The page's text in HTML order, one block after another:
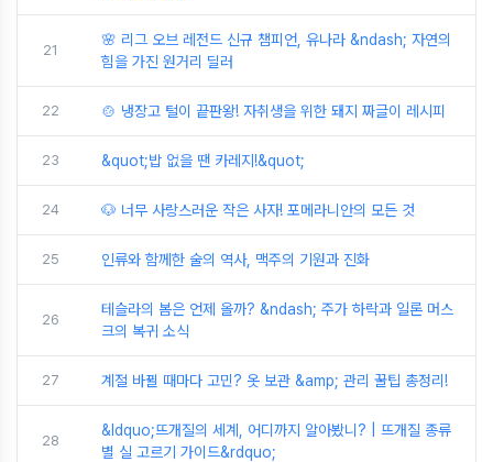
21
🌸 리그 오브 레전드 신규 챔피언, 유나라 &ndash; 자연의
힘을 가진 원거리 딜러
22 🍲 냉장고 털이 끝판왕! 자취생을 위한 돼지 짜글이 레시피
23 &quot;밥 없을 땐 카레지!&quot;
24 🐶 너무 사랑스러운 작은 사자! 포메라니안의 모든 것
25 인류와 함께한 술의 역사, 맥주의 기원과 진화
26
테슬라의 봄은 언제 올까? &ndash; 주가 하락과 일론 머스
크의 복귀 소식
27 계절 바뀔 때마다 고민? 옷 보관 &amp; 관리 꿀팁 총정리!
28
&ldquo;뜨개질의 세계, 어디까지 알아봤니? | 뜨개질 종류
별 실 고르기 가이드&rdquo;